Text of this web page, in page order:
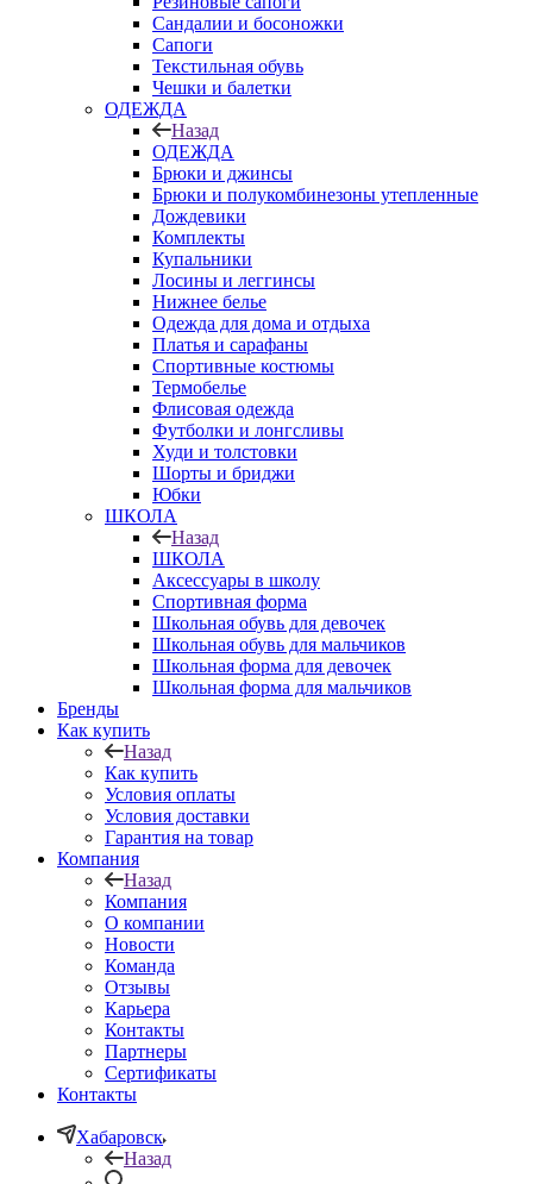
Сандалии и босоножки
Сапоги
Текстильная обувь
Чешки и балетки
ОДЕЖДА
Назад
ОДЕЖДА
Брюки и джинсы
Брюки и полукомбинезоны утепленные
Дождевики
Комплекты
Купальники
Лосины и леггинсы
Нижнее белье
Одежда для дома и отдыха
Платья и сарафаны
Спортивные костюмы
Термобелье
Флисовая одежда
Футболки и лонгсливы
Худи и толстовки
Шорты и бриджи
Юбки
ШКОЛА
Назад
ШКОЛА
Аксессуары в школу
Спортивная форма
Школьная обувь для девочек
Школьная обувь для мальчиков
Школьная форма для девочек
Школьная форма для мальчиков
Бренды
Как купить
Назад
Как купить
Условия оплаты
Условия доставки
Гарантия на товар
Компания
Назад
Компания
О компании
Новости
Команда
Отзывы
Карьера
Контакты
Партнеры
Сертификаты
Контакты
Хабаровск
Назад